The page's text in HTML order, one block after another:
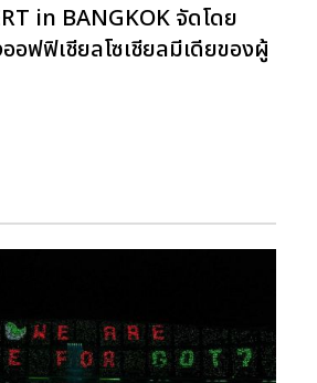
in BANGKOK จัดโดย
ฟฟิเชียลโซเชียลมีเดียของผู้